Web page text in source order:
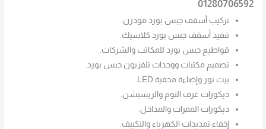
01280706592
تركيب أسقف جبس بورد مودرن.
تنفيذ أسقف جبس بورد كلاسيك.
قواطيع جبس بورد للمكاتب والشركات.
تصميم مكتبات ووحدات تلفزيون جبس بورد.
بيت نور وإضاءة مخفية LED.
ديكورات غرف النوم والريسبشن.
ديكورات الممرات والمداخل.
إخفاء تمديدات الكهرباء والتكييف.